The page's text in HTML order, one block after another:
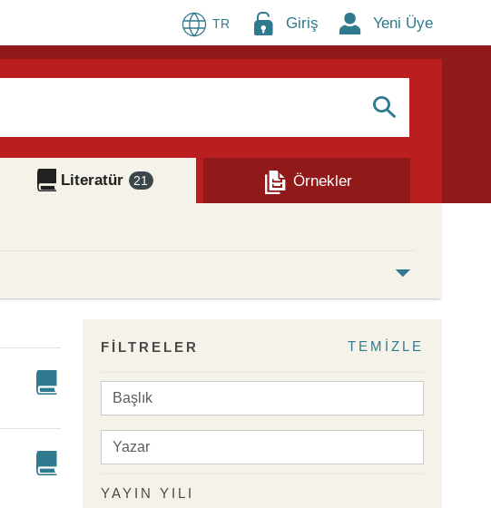
TR Giriş Yeni Üye
S
Literatür 21
Örnekler
FİLTRELER TEMİZLE
Başlık
Yazar
YAYIN YILI